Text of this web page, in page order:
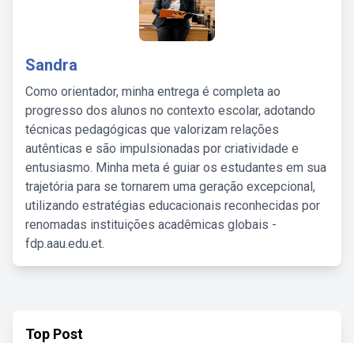
Sandra
Como orientador, minha entrega é completa ao
progresso dos alunos no contexto escolar, adotando
técnicas pedagógicas que valorizam relações
autênticas e são impulsionadas por criatividade e
entusiasmo. Minha meta é guiar os estudantes em sua
trajetória para se tornarem uma geração excepcional,
utilizando estratégias educacionais reconhecidas por
renomadas instituições acadêmicas globais -
fdp.aau.edu.et.
Top Post